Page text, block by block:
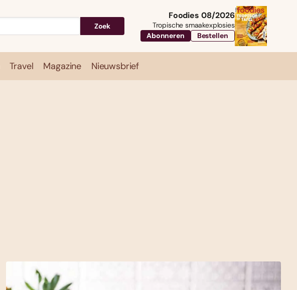
Zoek
Foodies 08/2026
Tropische smaakexplosies
Abonneren
Bestellen
Travel Magazine Nieuwsbrief